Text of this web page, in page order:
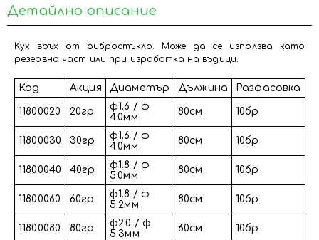
Детайлно описание
Кух връх от фибростъкло. Може да се използва като
резервна част или при изработка на въдици.
Код Акция Диаметър Дължина Разфасовка
11800020 20гр
φ1.6 / φ
4.0мм
80см 10бр
11800030 30гр
φ1.6 / φ
4.0мм
80см 10бр
11800040 40гр
φ1.8 / φ
5.0мм
80см 10бр
11800060 60гр
φ1.8 / φ
5.2мм
80см 10бр
11800080 80гр
φ2.0 / φ
5.3мм
60см 10бр